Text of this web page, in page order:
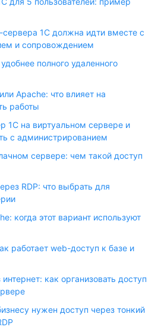
1С должна идти вместе с
и сопровождением
полного удаленного
Apache: что влияет на
работы
1С на виртуальном сервере и
с администрированием
сервере: чем такой доступ
RDP: что выбрать для
когда этот вариант используют
работает web-доступ к базе и
как организовать доступ
нужен доступ через тонкий